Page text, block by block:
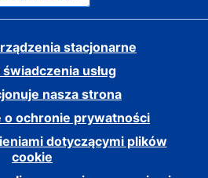
stacjonarne
usług
nasza strona
o ochronie prywatności
dotyczącymi plików
cookie